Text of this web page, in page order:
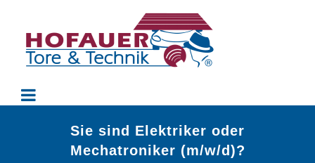
Sie sind Elektriker oder
Mechatroniker (m/w/d)?